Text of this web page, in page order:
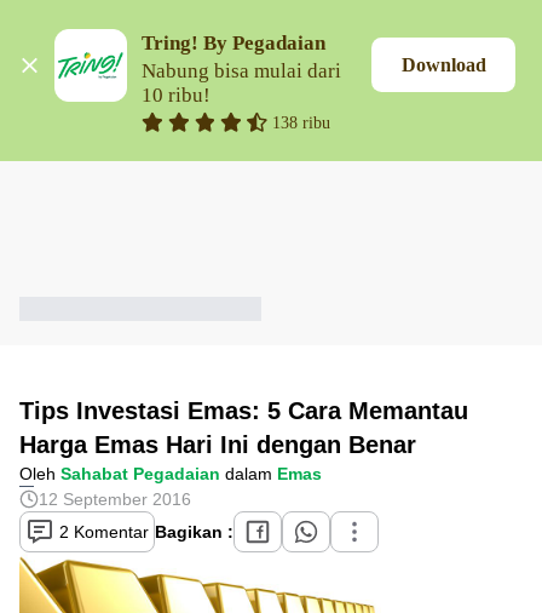
Tring! By Pegadaian
Nabung bisa mulai dari
10 ribu!
138 ribu
Download
Tips Investasi Emas: 5 Cara Memantau
Harga Emas Hari Ini dengan Benar
Oleh Sahabat Pegadaian dalam Emas
12 September 2016
2 Komentar Bagikan :